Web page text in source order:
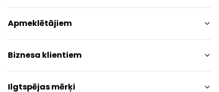
Iepirkšanās
Pakalpojumi
Izklaides
Restorāni
Apmeklētājiem
Centra plāns
Dzīvniekiem draudzīgs
Kontakti
Biznesa klientiem
Kontakti
Ilgtspējas mērķi